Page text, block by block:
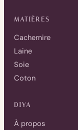
MATIÈRES
Cachemire
Laine
Soie
Coton
DIYA
À propos